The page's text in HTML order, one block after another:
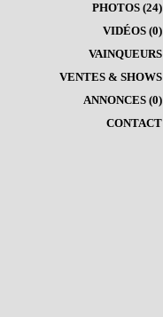
PHOTOS (24)
VIDÉOS (0)
VAINQUEURS
VENTES & SHOWS
ANNONCES (0)
CONTACT